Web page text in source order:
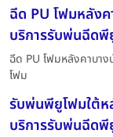
ฉีด PU โฟมหลัง
บริการรับพ่นฉีดพี
ฉีด PU โฟมหลังคาบา
โฟม
รับพ่นพียูโฟมใต้
บริการรับพ่นฉีดพี